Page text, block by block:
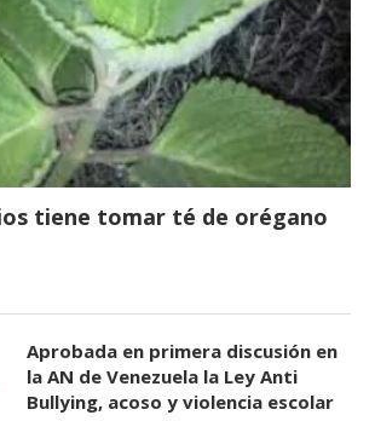
tiene tomar té de orégano
Aprobada en primera discusión en
la AN de Venezuela la Ley Anti
Bullying, acoso y violencia escolar